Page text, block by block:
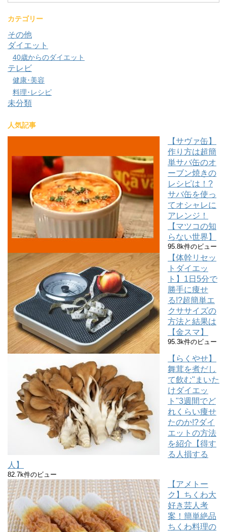
カテゴリー
その他
ダイエット
40歳からのダイエット
テレビ
健康･美容
料理･レシピ
未分類
人気記事
【サヴァ缶】
作り方は超簡
単サバ缶のオ
ーブン焼きの
レシピは！?
サバ缶を使っ
てオシャレに
アレンジ！
【マツコの知
らない世界】
95.8k件のビュー
【体幹リセッ
トダイエッ
ト】1日5分で
勝手に痩せ
る!?超簡単エ
クササイズの
方法と結果は
【金スマ】
95.3k件のビュー
【らくやせ】
舞茸を煮だし
て飲む"まいた
けダイエッ
ト"3週間でど
れくらい痩せ
たのか!?ダイ
エットの方法
を紹介【得す
る人損する
人】
82.7k件のビュー
【アメトー
ク】ちくわ大
好き芸人考
案！簡単絶品
ちくわ料理の